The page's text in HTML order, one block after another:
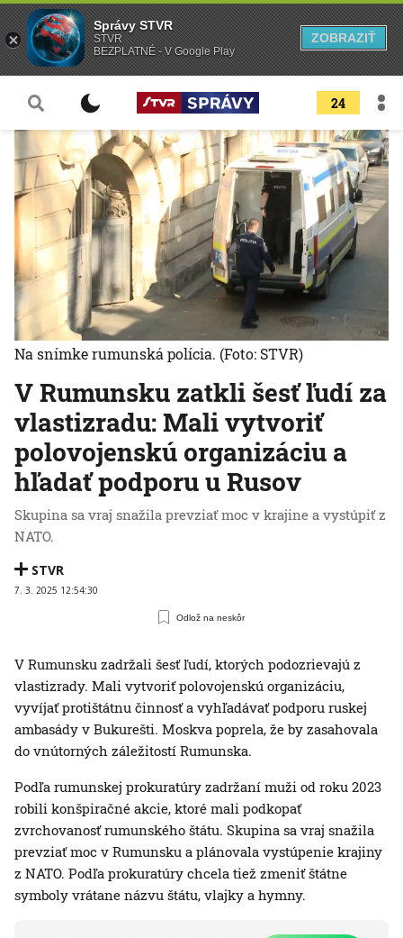
24
V Rumunsku zatkli šesť ľudí za
vlastizradu: Mali vytvoriť
polovojenskú organizáciu a
hľadať podporu u Rusov
Skupina sa vraj snažila prevziať moc v krajine a vystúpiť z
NATO.
STVR
7. 3. 2025 12:54:30
Odlož na neskôr
Na snímke rumunská polícia. (Foto: STVR)
V Rumunsku zadržali šesť ľudí, ktorých podozrievajú z
vlastizrady. Mali vytvoriť polovojenskú organizáciu,
vyvíjať protištátnu činnosť a vyhľadávať podporu ruskej
ambasády v Bukurešti. Moskva poprela, že by zasahovala
do vnútorných záležitostí Rumunska.
Podľa rumunskej prokuratúry zadržaní muži od roku 2023
robili konšpiračné akcie, ktoré mali podkopať
zvrchovanosť rumunského štátu. Skupina sa vraj snažila
prevziať moc v Rumunsku a plánovala vystúpenie krajiny
z NATO. Podľa prokuratúry chcela tiež zmeniť štátne
symboly vrátane názvu štátu, vlajky a hymny.
Správy STVR
STVR
BEZPLATNÉ - V Google Play
ZOBRAZIŤ